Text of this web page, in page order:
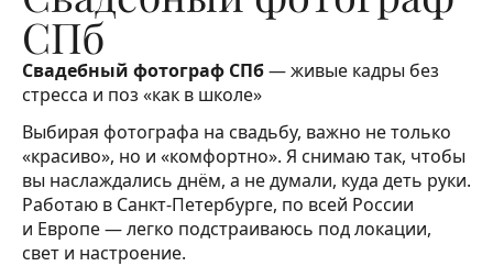
СПб
Свадебный фотограф СПб— живые кадры без
стресса и поз «как в школе»
Выбирая фотографа на свадьбу, важно не только
«красиво», но и «комфортно». Я снимаю так, чтобы
вы наслаждались днём, а не думали, куда деть руки.
Работаю в Санкт-Петербурге, по всей России
и Европе — легко подстраиваюсь под локации,
свет и настроение.